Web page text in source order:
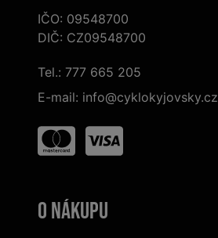
IČO: 09548700
DIČ: CZ09548700
Tel.: 777 665 205
E-mail: info@cyklokyjovsky.cz
O nákupu